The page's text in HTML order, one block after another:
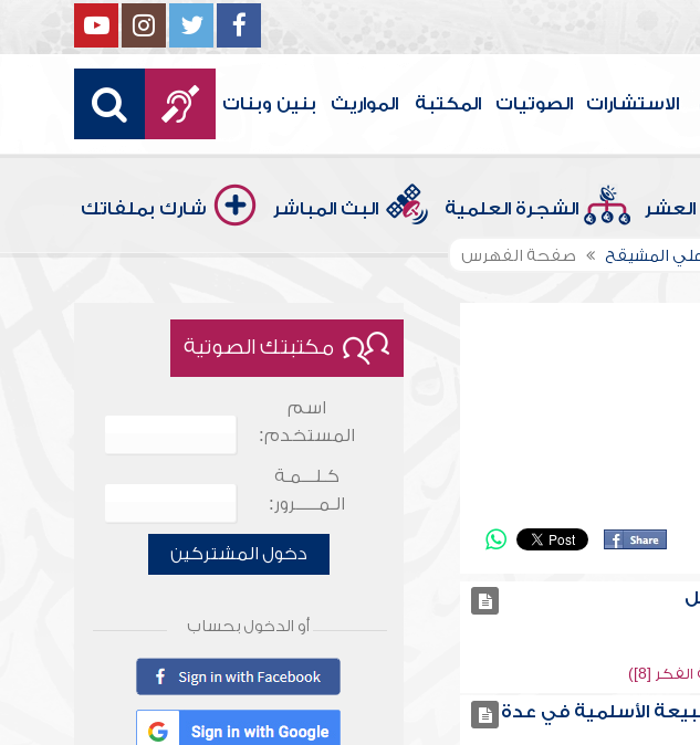
الاستشارات الصوتيات المكتبة المواريث بنين وبنات
العشر الشجرة العلمية البث المباشر شارك بملفاتك
المشيقح صفحة الفهرس
[8])
الأسلمية في عدة
مكتبتك الصوتية
اسم
المستخدم:
كـلـــمـة
الـمـــــرور:
دخول المشتركين
أو الدخول بحساب